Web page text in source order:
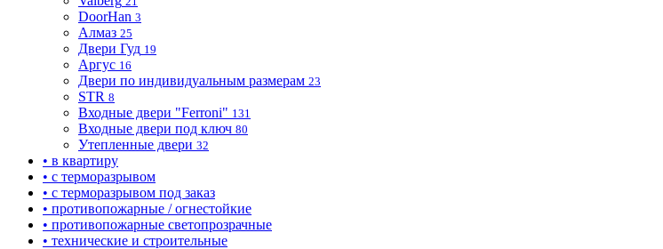
DoorHan 3
Алмаз 25
Двери Гуд 19
Аргус 16
Двери по индивидуальным размерам 23
STR 8
Входные двери "Ferroni" 131
Входные двери под ключ 80
Утепленные двери 32
• в квартиру
• с терморазрывом
• с терморазрывом под заказ
• противопожарные / огнестойкие
• противопожарные светопрозрачные
• технические и строительные